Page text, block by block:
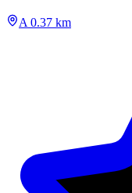
A 0.37 km